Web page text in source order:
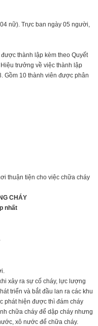
nữ). Trực ban ngày 05 người,
thành lập kèm theo Quyết
trưởng về việc thành lập
Gồm 10 thành viên được phân
thuận tiện cho việc chữa cháy
CHÁY
nhất
xảy ra sự cố cháy, lực lượng
triển và bắt đầu lan ra các khu
phát hiện được thì đám cháy
chữa cháy để dập cháy nhưng
xô nước để chữa cháy.